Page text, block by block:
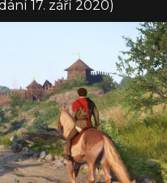
17. září 2020)